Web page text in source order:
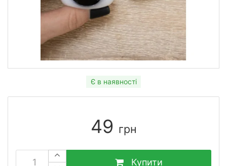
Є в наявності
49 грн
Купити